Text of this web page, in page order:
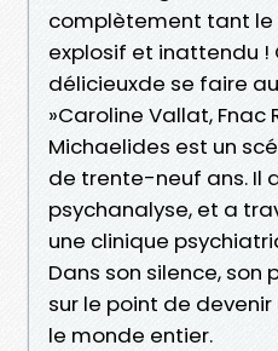
complètement tant
explosif et inattendu !
délicieuxde se faire
»Caroline Vallat, Fnac
Michaelides est un
de trente-neuf ans. Il
psychanalyse, et a
une clinique
Dans son silence, son
sur le point de
le monde entier.